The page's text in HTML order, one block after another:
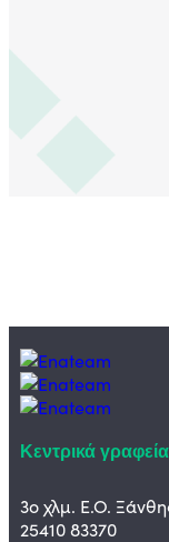
Κεντρικά γραφεία
3ο χλμ. Ε.Ο.
25410 83370